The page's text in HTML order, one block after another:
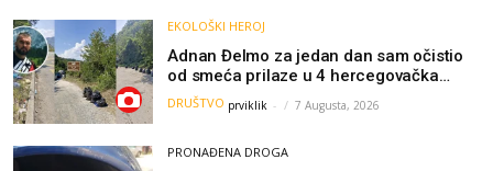
EKOLOŠKI HEROJ
Adnan Đelmo za jedan dan sam očistio
od smeća prilaze u 4 hercegovačka
grada: “Danas nisam čistio samo smeće,
čistio sam sliku o nama”
DRUŠTVO prviklik - 7 Augusta, 2026
PRONAĐENA DROGA